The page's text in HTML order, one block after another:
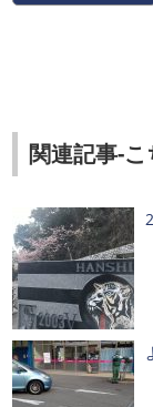
関連記事-